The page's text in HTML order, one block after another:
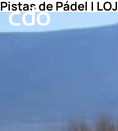
Pistas de Pádel | LOJ